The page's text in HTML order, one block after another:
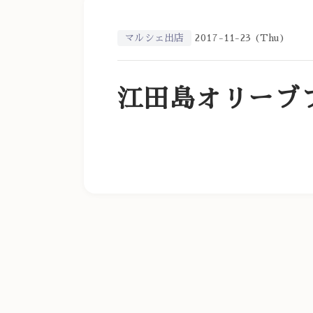
マルシェ出店 2017-11-23 (Thu)
江田島オリーブ